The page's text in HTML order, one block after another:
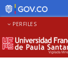
PERFILES